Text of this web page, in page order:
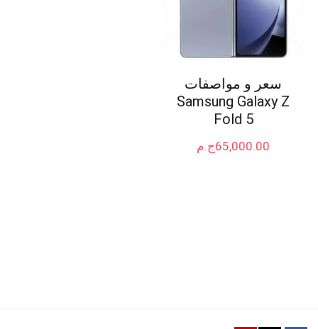
سعر و مواصفات
Samsung Galaxy Z
Fold 5
ج.م65,000.00